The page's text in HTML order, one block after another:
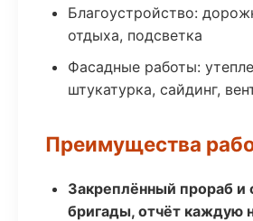
Благоустройство:
отдыха, подсветка
Фасадные работы:
штукатурка, сайдинг,
Преимущества
Закреплённый прораб и
бригады, отчёт каждую